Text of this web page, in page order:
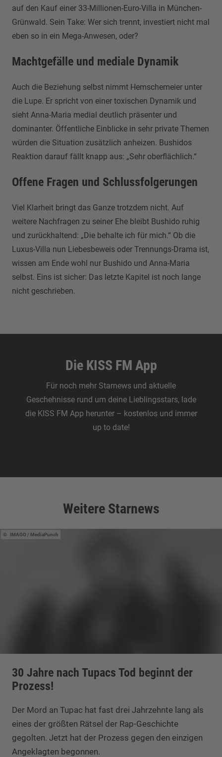
auf den Kauf einer 33-Millionen-Euro-Villa in München-
Grünwald. Sein Take: Wer sich trennt, investiert nicht mal
eben so in ein Mega-Anwesen, oder?
Machtgefälle und mediale Dynamik
Auch die Beziehung selbst nimmt Hemschemeier unter
die Lupe. Er spricht von einer toxischen Dynamik und
sieht Anna-Maria medial deutlich präsenter und
dominanter. Öffentliche Einblicke in sehr private Themen
würden die Situation zusätzlich anheizen. Bushidos
Reaktion darauf fällt knapp aus: „Sehr oberflächlich.“
Offene Fragen und Schlussfolgerungen
Viel Klarheit bringt das Ganze trotzdem nicht. Auf
weitere Nachfragen zu seiner Ehe bleibt Bushido ruhig
und zurückhaltend: „Die behalte ich für mich.“ Ob die
Luxus-Villa nun Liebesbeweis oder Trennungs-Drama ist,
wissen am Ende wohl nur Bushido und Anna-Maria
selbst. Eins ist sicher: Das letzte Kapitel ist noch lange
nicht geschrieben.
Die KISS FM App
Für noch mehr Starnews und aktuelle
Geschehnisse rund um deine Lieblingsstars, lade
die KISS FM App herunter – kostenlos und immer
up to date!
Weitere Starnews
IMAGO / MediaPunch
30 Jahre nach Tupacs Tod beginnt der
Prozess!
Der Mord an Tupac hat fast drei Jahrzehnte lang als
eines der größten Rätsel der Rap-Geschichte
gegolten. Jetzt hat der Prozess gegen den einzigen
Angeklagten begonnen.